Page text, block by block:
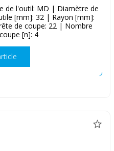
de l'outil: MD | Diamètre de
[mm]: 32 | Rayon [mm]:
de coupe: 22 | Nombre
[n]: 4